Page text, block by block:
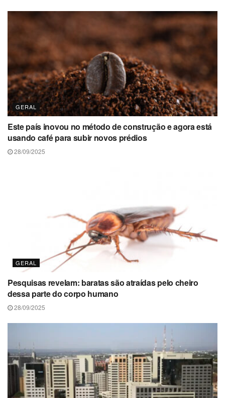
GERAL
Este país inovou no método de construção e agora está
usando café para subir novos prédios
28/09/2025
GERAL
Pesquisas revelam: baratas são atraídas pelo cheiro
dessa parte do corpo humano
28/09/2025